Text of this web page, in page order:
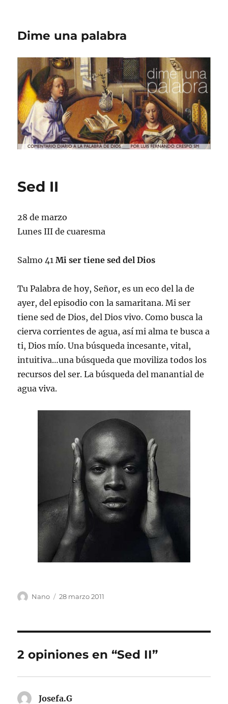
Dime una palabra
Sed II
28 de marzo
Lunes III de cuaresma
Salmo 41Mi ser tiene sed del Dios
Tu Palabra de hoy, Señor, es un eco del la de
ayer, del episodio con la samaritana. Mi ser
tiene sed de Dios, del Dios vivo. Como busca la
cierva corrientes de agua, así mi alma te busca a
ti, Dios mío. Una búsqueda incesante, vital,
intuitiva…una búsqueda que moviliza todos los
recursos del ser. La búsqueda del manantial de
agua viva.
Autor
Nano
Publicado
28 marzo 2011
2 opiniones en “Sed II”
Josefa.G